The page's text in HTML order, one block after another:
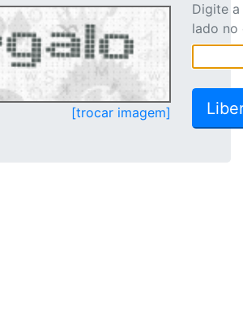
[trocar imagem]
Digite
lado no